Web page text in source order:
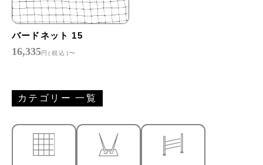
バードネット 15
16,335円(税込)〜
カテゴリー 一覧